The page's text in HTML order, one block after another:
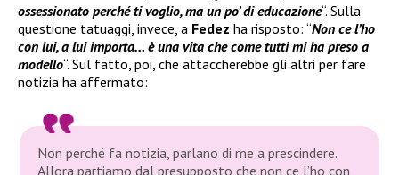
ossessionato perché ti voglio, ma un po’ di educazione“. Sulla
questione tatuaggi, invece, a Fedez ha risposto: “Non ce l’ho
con lui, a lui importa… è una vita che come tutti mi ha preso a
modello“. Sul fatto, poi, che attaccherebbe gli altri per fare
notizia ha affermato:
Non perché fa notizia, parlano di me a prescindere.
Allora partiamo dal presupposto che non ce l’ho con